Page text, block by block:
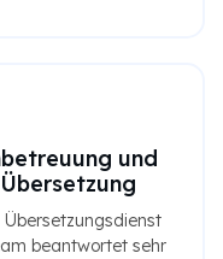
und
beantwortet sehr